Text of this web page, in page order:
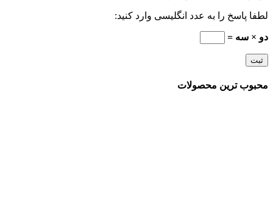
لطفا پاسخ را به عدد انگلیسی وارد کنید:
دو × سه =
محبوب ترین محصولات